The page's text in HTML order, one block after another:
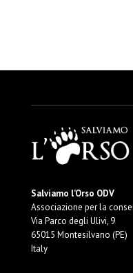
Salviamo l’Orso ODV
Associazione per la
Via Parco degli Ulivi, 9
65015 Montesilvano (PE)
Italy